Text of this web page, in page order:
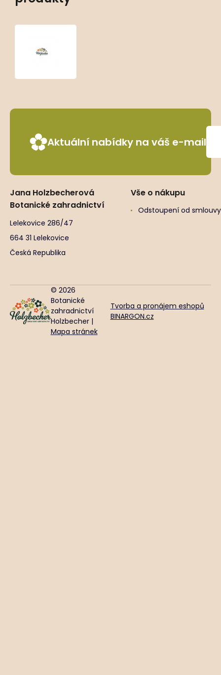
Aktuální nabídky na váš e-mail
Jana Holzbecherová
Botanické zahradnictví
Lelekovice 286/47
664 31 Lelekovice
Česká Republika
Vše o nákupu
Odstoupení od smlouvy
© 2026
Botanické
zahradnictví
Holzbecher |
Mapa stránek
Tvorba a pronájem eshopů
BINARGON.cz